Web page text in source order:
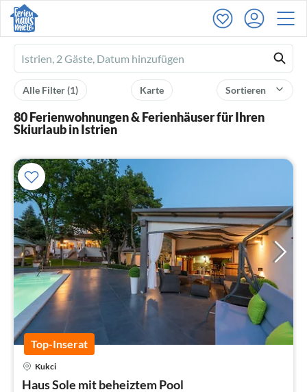
Ferienhausmiete
logo
Sortieren
Karte
Alle Filter(1)
80 Ferienwohnungen & Ferienhäuser für Ihren
Skiurlaub in Istrien
Top-Inserat
Kukci
Haus Sole mit beheiztem Pool